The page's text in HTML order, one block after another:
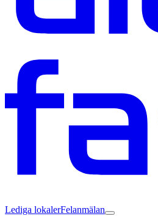
Lediga lokalerFelanmälan